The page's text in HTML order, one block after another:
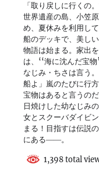
「取り戻しに行く
世界遺産の島、小笠
め、夏休みを利用し
船のデッキで、美し
物語は始まる。家出
は、‘‘海に沈んだ宝
なじみ・ちさは言う
船よ」嵐のたびに行
宝物はあると言うの
日焼けした幼なじみ
女とスクーバダイビ
まる！目指すは伝説
にある――。
1,398 total